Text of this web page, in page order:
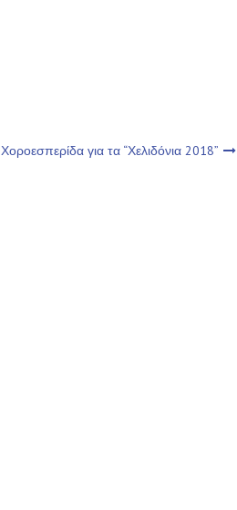
Χοροεσπερίδα για τα “Χελιδόνια 2018”